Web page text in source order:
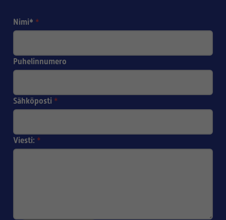
Nimi* *
Puhelinnumero
Sähköposti *
Viesti: *